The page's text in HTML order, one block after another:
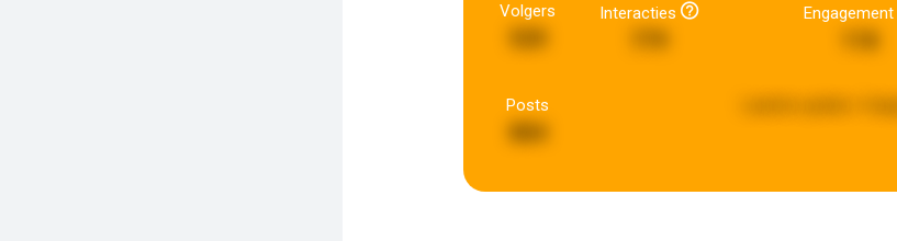
Volgers Interacties Engagement
Posts
884